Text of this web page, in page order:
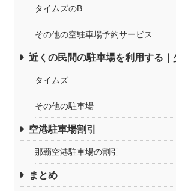
タイムズのB
その他の空駐車場予約サービス
近くの民間の駐車場を利用する
タイムズ
その他の駐車場
空港駐車場割引
那覇空港駐車場の割引
まとめ